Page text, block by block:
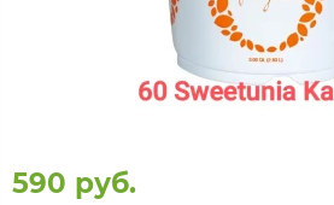
590 руб.